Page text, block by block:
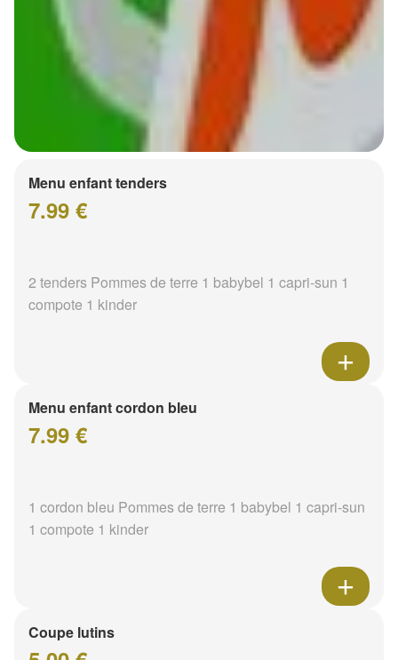
Menu enfant tenders
7.99 €
2 tenders Pommes de terre 1 babybel 1 capri-sun 1
compote 1 kinder
Menu enfant cordon bleu
7.99 €
1 cordon bleu Pommes de terre 1 babybel 1 capri-sun
1 compote 1 kinder
Coupe lutins